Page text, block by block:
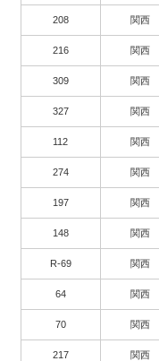
208 関西
216 関西
309 関西
327 関西
112 関西
274 関西
197 関西
148 関西
R-69 関西
64 関西
70 関西
217 関西